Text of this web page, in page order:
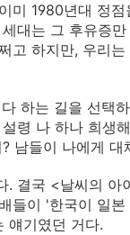
미 1980년대 정
대는 그 후유증
고 하지만, 우리
하는 길을 선택
령 나 하나 희생
남들이 나에게 대
. 결국 <날씨의
들이 '한국이 일
얘기였던 거다.